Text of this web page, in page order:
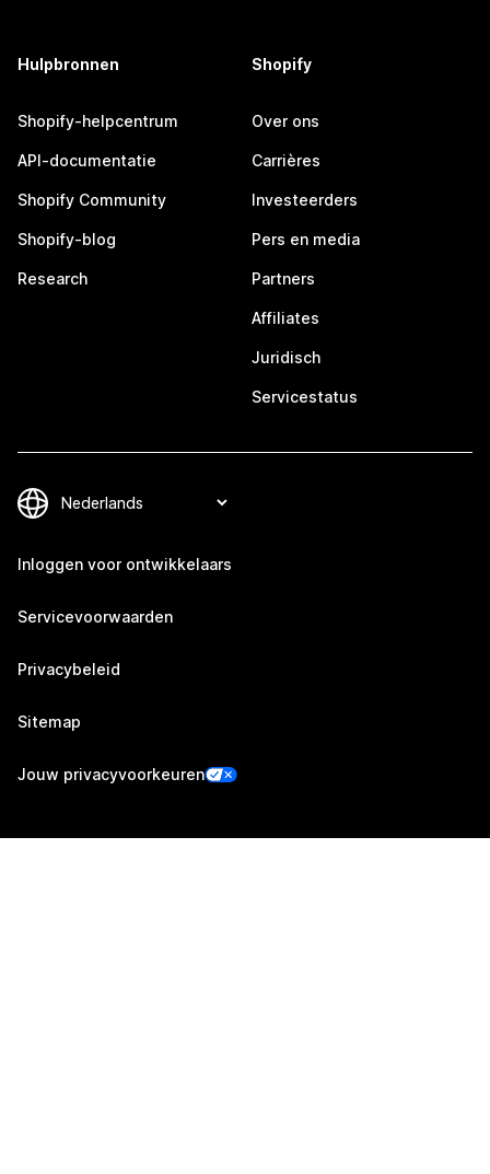
Hulpbronnen
Shopify-helpcentrum
API-documentatie
Shopify Community
Shopify-blog
Research
Shopify
Over ons
Carrières
Investeerders
Pers en media
Partners
Affiliates
Juridisch
Servicestatus
Inloggen voor ontwikkelaars
Servicevoorwaarden
Privacybeleid
Sitemap
Jouw privacyvoorkeuren